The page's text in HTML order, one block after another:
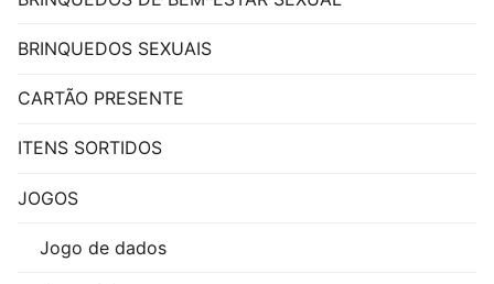
BRINQUEDOS SEXUAIS
CARTÃO PRESENTE
ITENS SORTIDOS
JOGOS
Jogo de dados